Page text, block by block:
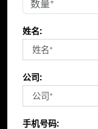
姓名:
公司:
手机号码: